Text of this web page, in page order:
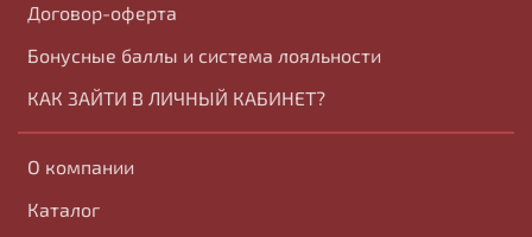
Договор-оферта
Бонусные баллы и система лояльности
КАК ЗАЙТИ В ЛИЧНЫЙ КАБИНЕТ?
О компании
Каталог